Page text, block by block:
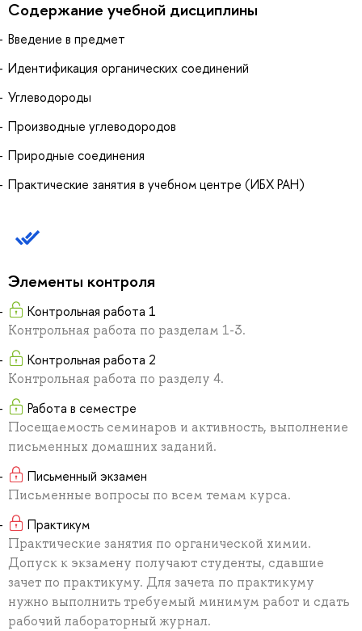
Содержание учебной дисциплины
Введение в предмет
Идентификация органических соединений
Углеводороды
Производные углеводородов
Природные соединения
Практические занятия в учебном центре (ИБХ РАН)
Элементы контроля
Контрольная работа 1
Контрольная работа по разделам 1-3.
Контрольная работа 2
Контрольная работа по разделу 4.
Работа в семестре
Посещаемость семинаров и активность, выполнение
письменных домашних заданий.
Письменный экзамен
Письменные вопросы по всем темам курса.
Практикум
Практические занятия по органической химии.
Допуск к экзамену получают студенты, сдавшие
зачет по практикуму. Для зачета по практикуму
нужно выполнить требуемый минимум работ и сдать
рабочий лабораторный журнал.